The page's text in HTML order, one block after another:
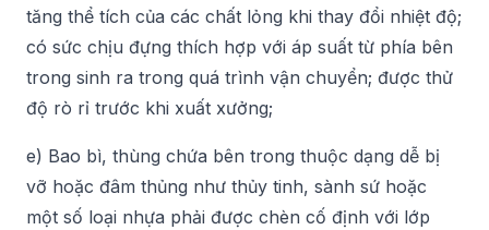
tăng thể tích của các chất lỏng khi thay đổi nhiệt độ;
có sức chịu đựng thích hợp với áp suất từ phía bên
trong sinh ra trong quá trình vận chuyển; được thử
độ rò rỉ trước khi xuất xưởng;
e) Bao bì, thùng chứa bên trong thuộc dạng dễ bị
vỡ hoặc đâm thủng như thủy tinh, sành sứ hoặc
một số loại nhựa phải được chèn cố định với lớp